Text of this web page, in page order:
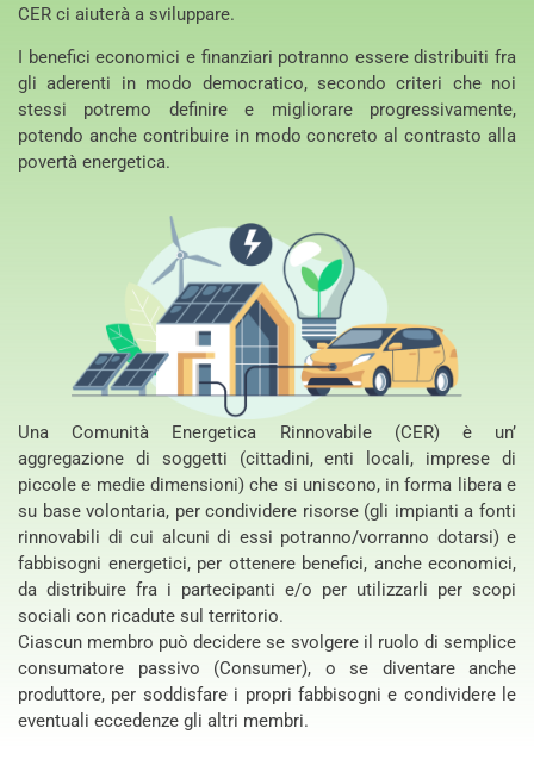
CER ci aiuterà a sviluppare.
I benefici economici e finanziari potranno essere distribuiti fra
gli aderenti in modo democratico, secondo criteri che noi
stessi potremo definire e migliorare progressivamente,
potendo anche contribuire in modo concreto al contrasto alla
povertà energetica.
Una Comunità Energetica Rinnovabile (CER) è un’
aggregazione di soggetti (cittadini, enti locali, imprese di
piccole e medie dimensioni) che si uniscono, in forma libera e
su base volontaria, per condividere risorse (gli impianti a fonti
rinnovabili di cui alcuni di essi potranno/vorranno dotarsi) e
fabbisogni energetici, per ottenere benefici, anche economici,
da distribuire fra i partecipanti e/o per utilizzarli per scopi
sociali con ricadute sul territorio.
Ciascun membro può decidere se svolgere il ruolo di semplice
consumatore passivo (Consumer), o se diventare anche
produttore, per soddisfare i propri fabbisogni e condividere le
eventuali eccedenze gli altri membri.